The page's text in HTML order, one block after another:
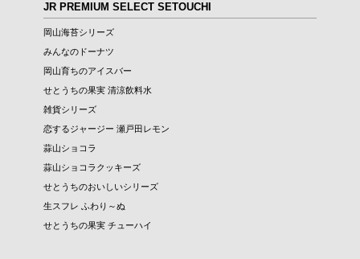
JR PREMIUM SELECT SETOUCHI
岡山海苔シリーズ
みんなのドーナツ
岡山育ちのアイスバー
せとうちの果実 清涼飲料水
雑貨シリーズ
恋するジャージー 瀬戸田レモン
蒜山ショコラ
蒜山ショコラクッキーズ
せとうちのおいしいシリーズ
生スフレ ふわり～ぬ
せとうちの果実 チューハイ